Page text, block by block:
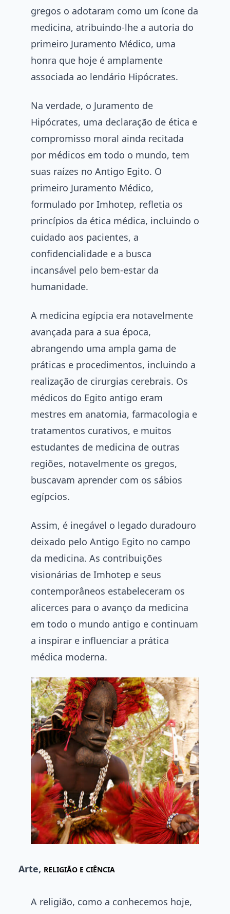
gregos o adotaram como um ícone da
medicina, atribuindo-lhe a autoria do
primeiro Juramento Médico, uma
honra que hoje é amplamente
associada ao lendário Hipócrates.
Na verdade, o Juramento de
Hipócrates, uma declaração de ética e
compromisso moral ainda recitada
por médicos em todo o mundo, tem
suas raízes no Antigo Egito. O
primeiro Juramento Médico,
formulado por Imhotep, refletia os
princípios da ética médica, incluindo o
cuidado aos pacientes, a
confidencialidade e a busca
incansável pelo bem-estar da
humanidade.
A medicina egípcia era notavelmente
avançada para a sua época,
abrangendo uma ampla gama de
práticas e procedimentos, incluindo a
realização de cirurgias cerebrais. Os
médicos do Egito antigo eram
mestres em anatomia, farmacologia e
tratamentos curativos, e muitos
estudantes de medicina de outras
regiões, notavelmente os gregos,
buscavam aprender com os sábios
egípcios.
Assim, é inegável o legado duradouro
deixado pelo Antigo Egito no campo
da medicina. As contribuições
visionárias de Imhotep e seus
contemporâneos estabeleceram os
alicerces para o avanço da medicina
em todo o mundo antigo e continuam
a inspirar e influenciar a prática
médica moderna.
Arte, RELIGIÃO E CIÊNCIA
A religião, como a conhecemos hoje,